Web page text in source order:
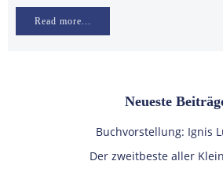
Read more...
Neueste
Buchvorstellung: Ignis
Der zweitbeste aller